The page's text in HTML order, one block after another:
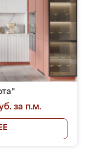
за п.м.